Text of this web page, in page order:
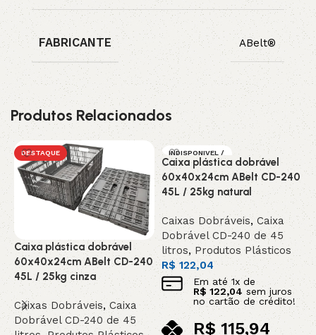
FABRICANTE ABelt®
Produtos Relacionados
DESTAQUE
Caixa plástica dobrável
60x40x24cm ABelt CD-240
45L / 25kg cinza
Caixas Dobráveis,Caixa
Dobrável CD-240 de 45
INDISPONIVEL /
SOB ENCOMEN
DA
DESTAQUE
Caixa plástica dobrável
60x40x24cm ABelt CD-240
45L / 25kg natural
Caixas Dobráveis, Caixa
Dobrável CD-240 de 45
litros, Produtos Plásticos
R$122,04
Em até1x de
R$ 122,04 sem juros
no cartão de crédito!
R$ 115,94